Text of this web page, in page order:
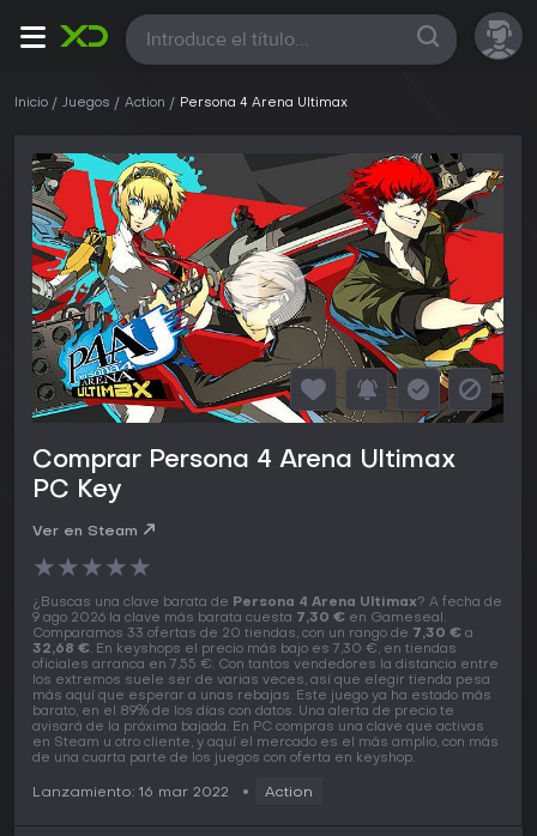
Todas
Inicio Juegos Action Persona 4 Arena Ultimax
Comprar Persona 4 Arena Ultimax
PC Key
Ver en Steam
★★★★★
¿Buscas una clave barata de Persona 4 Arena Ultimax? A fecha de
9 ago 2026 la clave más barata cuesta 7,30 € en Gameseal.
Comparamos 33 ofertas de 20 tiendas, con un rango de 7,30 € a
32,68 €. En keyshops el precio más bajo es 7,30 €, en tiendas
oficiales arranca en 7,55 €. Con tantos vendedores la distancia entre
los extremos suele ser de varias veces, así que elegir tienda pesa
más aquí que esperar a unas rebajas. Este juego ya ha estado más
barato, en el 89% de los días con datos. Una alerta de precio te
avisará de la próxima bajada. En PC compras una clave que activas
en Steam u otro cliente, y aquí el mercado es el más amplio, con más
de una cuarta parte de los juegos con oferta en keyshop.
Lanzamiento: 16 mar 2022 Action